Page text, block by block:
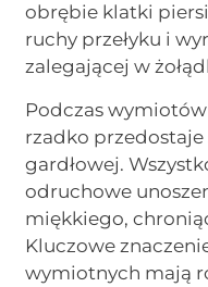
obrębie klatki
ruchy przełyku i
zalegającej w
Podczas
rzadko
gardłowej.
odruchowe
miękkiego,
Kluczowe
wymiotnych mają